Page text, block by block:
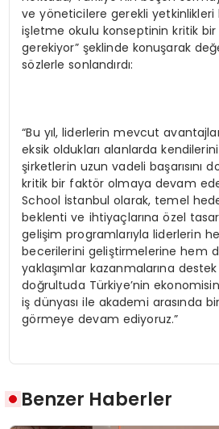
ve yöneticilere gerekli yetkinlikleri
işletme okulu konseptinin kritik bir
gerekiyor” şeklinde konuşarak
sözlerle sonlandırdı:
“Bu yıl, liderlerin mevcut
eksik oldukları alanlarda
şirketlerin uzun vadeli başarısını
kritik bir faktör olmaya devam
School İstanbul olarak, temel
beklenti ve ihtiyaçlarına özel
gelişim programlarıyla liderlerin
becerilerini geliştirmelerine hem
yaklaşımlar kazanmalarına
doğrultuda Türkiye’nin
iş dünyası ile akademi arasında
görmeye devam ediyoruz.”
Benzer Haberler